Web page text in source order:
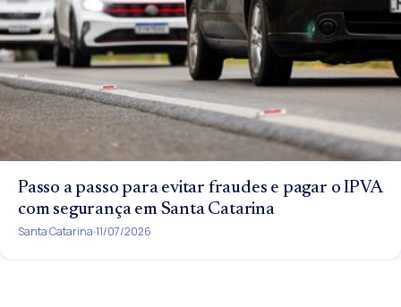
Passo a passo para evitar fraudes e pagar o IPVA
com segurança em Santa Catarina
Santa Catarina 11/07/2026